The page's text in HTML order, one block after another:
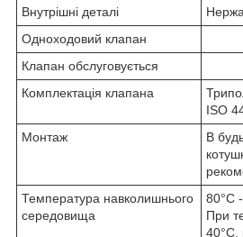
Внутрішні деталі
Одноходовий клапан
Клапан обслуговується
Комплектація клапана
ISO
Монтаж
В
Температура навколишнього
середовища
80°C
При
40°С,